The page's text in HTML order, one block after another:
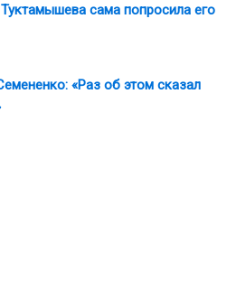
сама попросила его
«Раз об этом сказал